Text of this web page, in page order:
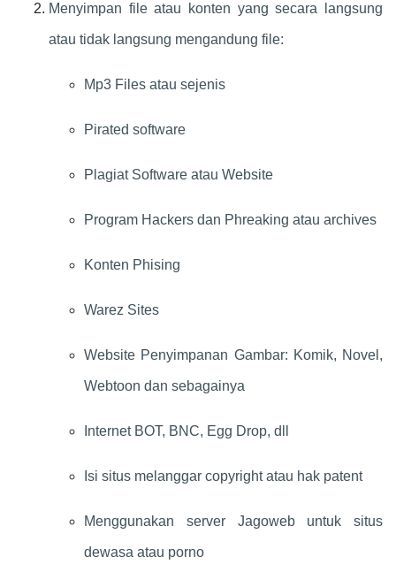
Menyimpan file atau konten yang secara langsung
atau tidak langsung mengandung file:
Mp3 Files atau sejenis
Pirated software
Plagiat Software atau Website
Program Hackers dan Phreaking atau archives
Konten Phising
Warez Sites
Website Penyimpanan Gambar: Komik, Novel,
Webtoon dan sebagainya
Internet BOT, BNC, Egg Drop, dll
Isi situs melanggar copyright atau hak patent
Menggunakan server Jagoweb untuk situs
dewasa atau porno